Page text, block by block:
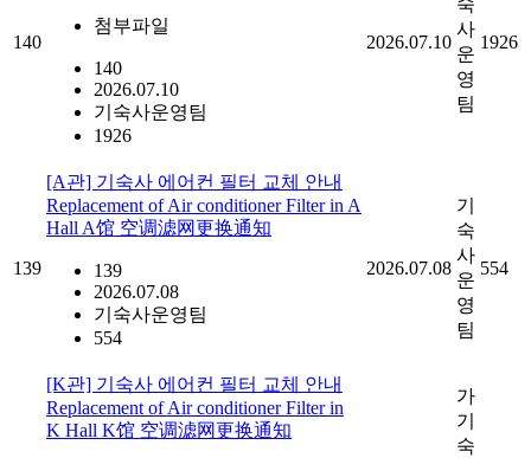
140
첨부파일
140
2026.07.10
기숙사운영팀
1926
2026.07.10
숙
사
운
영
팀
1926
139
[A관] 기숙사 에어컨 필터 교체 안내
Replacement of Air conditioner Filter in A
Hall A馆 空调滤网更换通知
139
2026.07.08
기숙사운영팀
554
2026.07.08
기
숙
사
운
영
팀
554
[K관] 기숙사 에어컨 필터 교체 안내
Replacement of Air conditioner Filter in
K Hall K馆 空调滤网更换通知
가
기
숙